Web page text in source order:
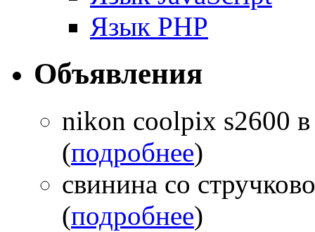
Язык PHP
Объявления
nikon coolpix s2600 в
(подробнее)
свинина со
(подробнее)